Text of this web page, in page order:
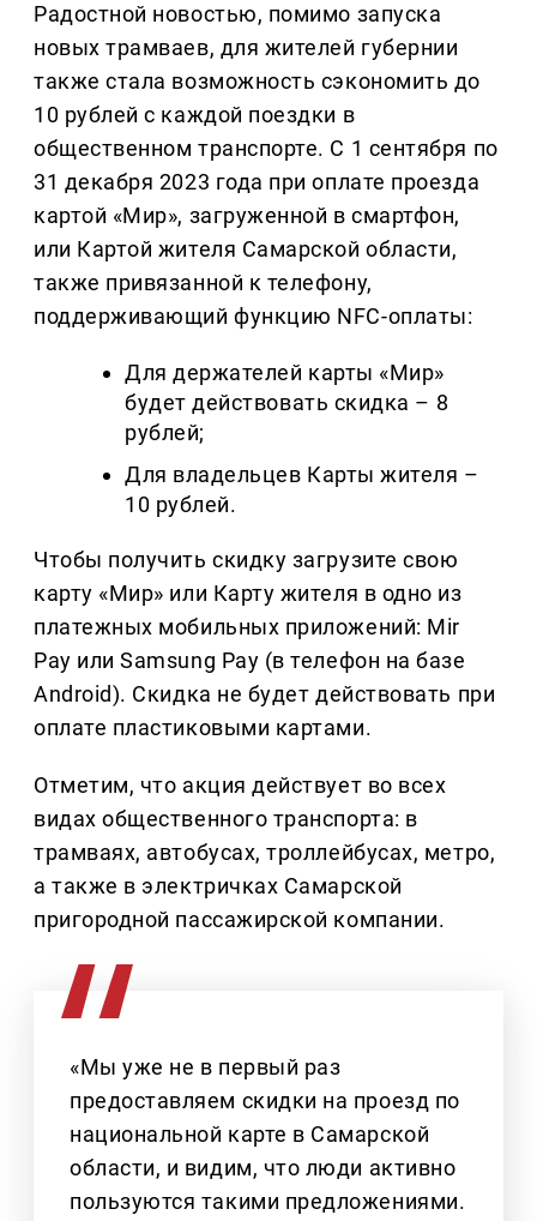
Радостной новостью, помимо запуска
новых трамваев, для жителей губернии
также стала возможность сэкономить до
10 рублей с каждой поездки в
общественном транспорте. С 1 сентября по
31 декабря 2023 года при оплате проезда
картой «Мир», загруженной в смартфон,
или Картой жителя Самарской области,
также привязанной к телефону,
поддерживающий функцию NFC-оплаты:
Для держателей карты «Мир»
будет действовать скидка – 8
рублей;
Для владельцев Карты жителя –
10 рублей.
Чтобы получить скидку загрузите свою
карту «Мир» или Карту жителя в одно из
платежных мобильных приложений: Mir
Pay или Samsung Pay (в телефон на базе
Android). Скидка не будет действовать при
оплате пластиковыми картами.
Отметим, что акция действует во всех
видах общественного транспорта: в
трамваях, автобусах, троллейбусах, метро,
а также в электричках Самарской
пригородной пассажирской компании.
«Мы уже не в первый раз
предоставляем скидки на проезд по
национальной карте в Самарской
области, и видим, что люди активно
пользуются такими предложениями.